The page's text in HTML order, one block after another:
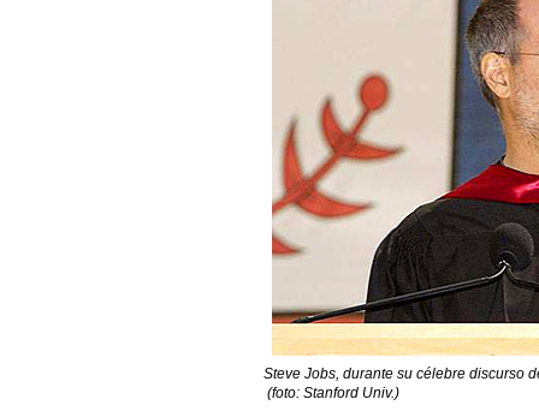
Steve Jobs, durante su célebre discurso
(foto: Stanford Univ.)